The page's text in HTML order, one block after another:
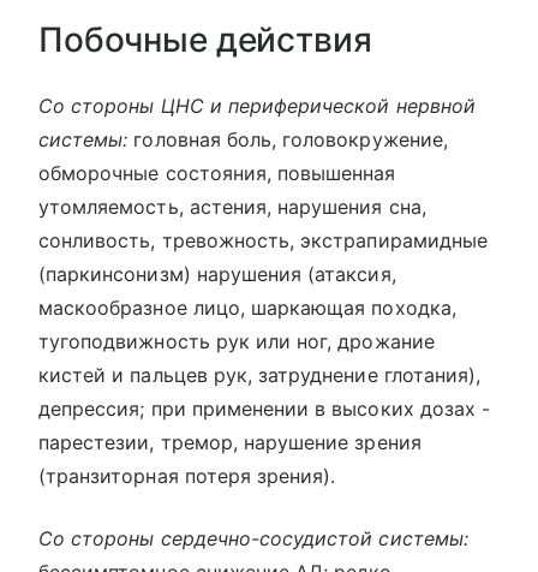
Побочные действия
Со стороны ЦНС и периферической нервной
системы: головная боль, головокружение,
обморочные состояния, повышенная
утомляемость, астения, нарушения сна,
сонливость, тревожность, экстрапирамидные
(паркинсонизм) нарушения (атаксия,
маскообразное лицо, шаркающая походка,
тугоподвижность рук или ног, дрожание
кистей и пальцев рук, затруднение глотания),
депрессия; при применении в высоких дозах -
парестезии, тремор, нарушение зрения
(транзиторная потеря зрения).
Со стороны сердечно-сосудистой системы: